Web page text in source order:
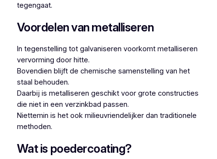
tegengaat.
Voordelen van metalliseren
In tegenstelling tot galvaniseren voorkomt metalliseren
vervorming door hitte.
Bovendien blijft de chemische samenstelling van het
staal behouden.
Daarbij is metalliseren geschikt voor grote constructies
die niet in een verzinkbad passen.
Niettemin is het ook milieuvriendelijker dan traditionele
methoden.
Wat is poedercoating?